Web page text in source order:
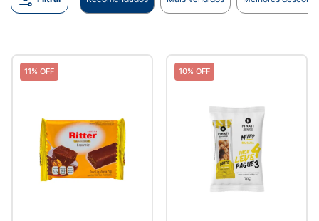
11% OFF 10% OFF